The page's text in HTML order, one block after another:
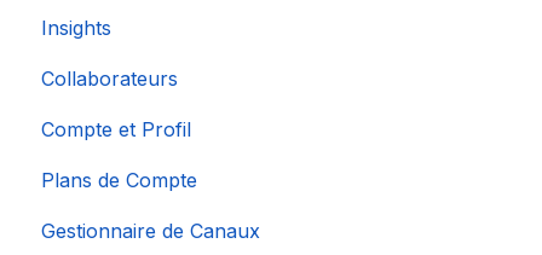
Insights
Collaborateurs
Compte et Profil
Plans de Compte
Gestionnaire de Canaux